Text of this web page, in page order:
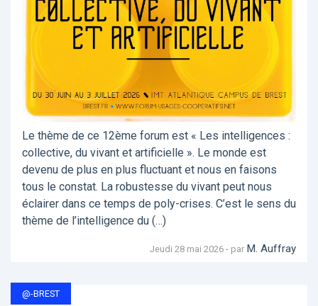
Le thème de ce 12ème forum est « Les intelligences :
collective, du vivant et artificielle ». Le monde est
devenu de plus en plus fluctuant et nous en faisons
tous le constat. La robustesse du vivant peut nous
éclairer dans ce temps de poly-crises. C’est le sens du
thème de l’intelligence du (…)
Jeudi 28 mai 2026 - par M. Auffray
@-BREST